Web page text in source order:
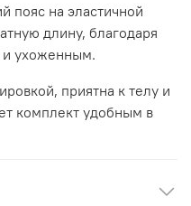
пояс на эластичной
длину, благодаря
и ухоженным.
приятна к телу и
комплект удобным в